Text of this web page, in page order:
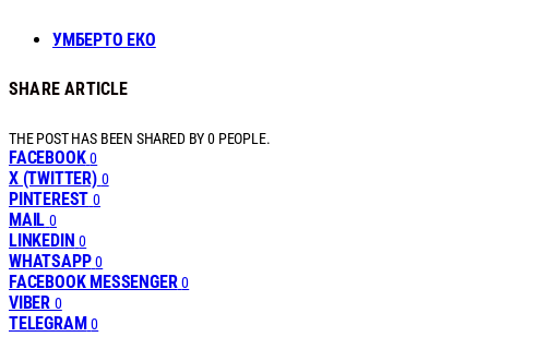
УМБЕРТО ЕКО
SHARE ARTICLE
THE POST HAS BEEN SHARED BY0 PEOPLE.
FACEBOOK 0
X (TWITTER) 0
PINTEREST 0
MAIL 0
LINKEDIN 0
WHATSAPP 0
FACEBOOK MESSENGER 0
VIBER 0
TELEGRAM 0